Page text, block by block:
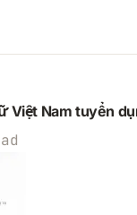
Việt Nam tuyển